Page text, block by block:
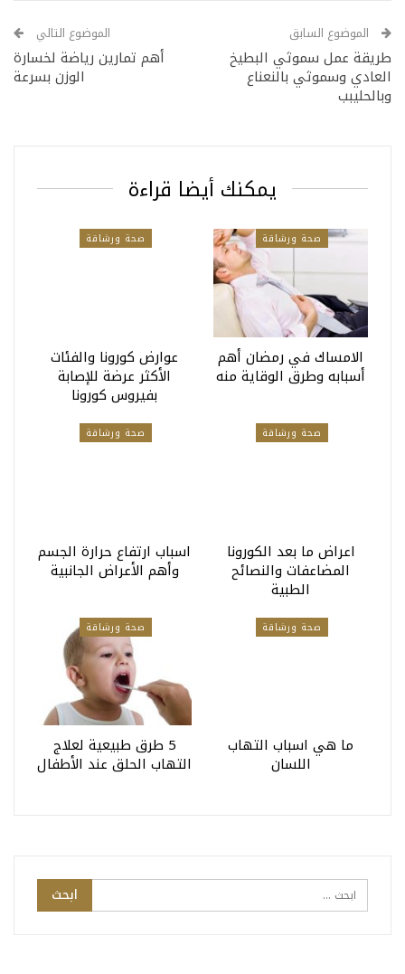
الموضوع السابق
طريقة عمل سموثي البطيخ
العادي وسموثي بالنعناع
وبالحليبب
الموضوع التالي
أهم تمارين رياضة لخسارة
الوزن بسرعة
يمكنك أيضا قراءة
صحة ورشاقة
الامساك في رمضان أهم
أسبابه وطرق الوقاية منه
صحة ورشاقة
عوارض كورونا والفئات
الأكثر عرضة للإصابة
بفيروس كورونا
صحة ورشاقة
اعراض ما بعد الكورونا
المضاعفات والنصائح
الطبية
صحة ورشاقة
اسباب ارتفاع حرارة الجسم
وأهم الأعراض الجانبية
صحة ورشاقة
ما هي اسباب التهاب
اللسان
صحة ورشاقة
5 طرق طبيعية لعلاج
التهاب الحلق عند الأطفال